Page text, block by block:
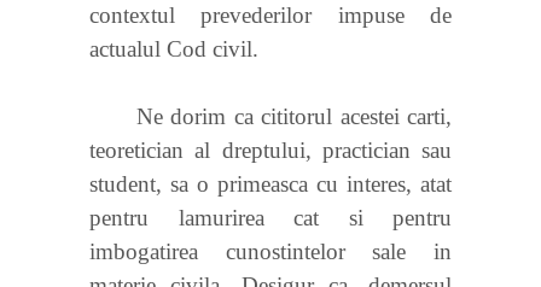
contextul prevederilor impuse de
actualul Cod civil.
Ne dorim ca cititorul acestei carti,
teoretician al dreptului, practician sau
student, sa o primeasca cu interes, atat
pentru lamurirea cat si pentru
imbogatirea cunostintelor sale in